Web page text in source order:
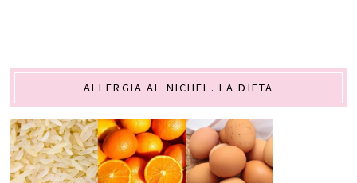
ALLERGIA AL NICHEL. LA DIETA